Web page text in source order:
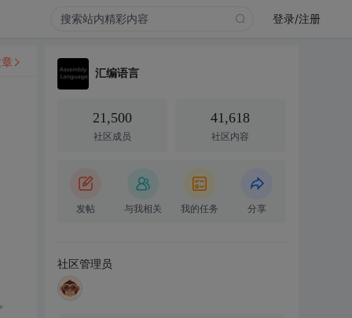
登录/注册
汇编语言
21,500
社区成员
41,618
社区内容
发帖 与我相关 我的任务 分享
社区管理员